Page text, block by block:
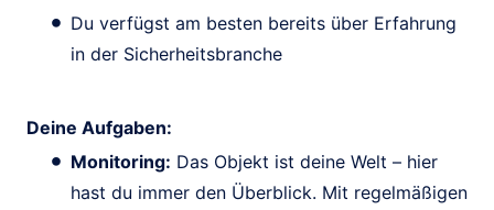
Du verfügst am besten bereits über Erfahrung
in der Sicherheitsbranche
Deine Aufgaben:
Monitoring: Das Objekt ist deine Welt – hier
hast du immer den Überblick. Mit regelmäßigen